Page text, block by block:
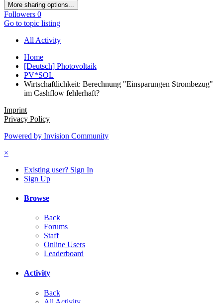
More sharing options...
Followers 0
Go to topic listing
All Activity
Home
[Deutsch] Photovoltaik
PV*SOL
Wirtschaftlichkeit: Berechnung "Einsparungen Strombezug"
im Cashflow fehlerhaft?
Imprint
Privacy Policy
Powered by Invision Community
×
Existing user? Sign In
Sign Up
Browse
Back
Forums
Staff
Online Users
Leaderboard
Activity
Back